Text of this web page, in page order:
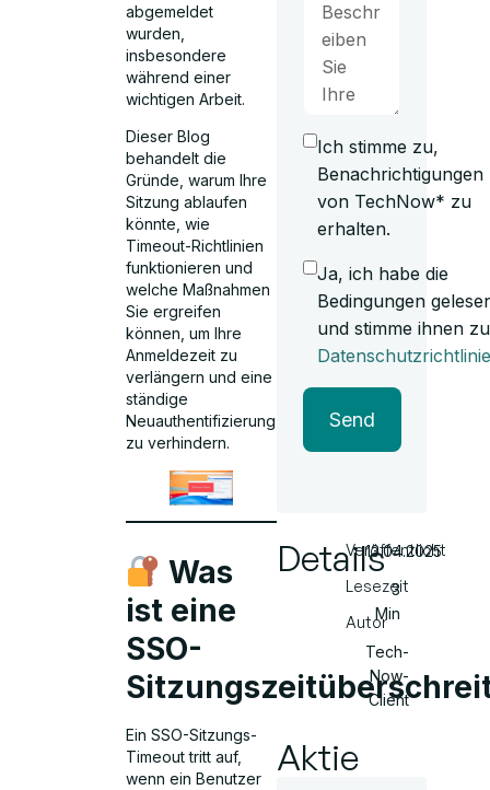
abgemeldet
wurden,
insbesondere
während einer
wichtigen Arbeit.
Dieser Blog
behandelt die
Gründe, warum Ihre
Sitzung ablaufen
könnte, wie
Timeout-Richtlinien
funktionieren und
welche Maßnahmen
Sie ergreifen
können, um Ihre
Anmeldezeit zu
verlängern und eine
ständige
Neuauthentifizierung
zu verhindern.
Was
ist eine
SSO-
Ein SSO-Sitzungs-
Timeout tritt auf,
wenn ein Benutzer
Ich stimme zu,
Benachrichtigungen
von TechNow* zu
erhalten.
Ja, ich habe die
Bedingungen
und stimme ihnen
Datenschutzrichtlinie
Send
DetailsVeröffentlicht
Lesezeit
Autor
13.04.2025
3
Min
Tech-
Now-
Client
Aktie